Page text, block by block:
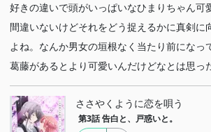
好きの違いで頭がいっぱいなひまりちゃん可
間違いないけどそれをどう捉えるかに真剣に
よね。なんか男女の垣根なく当たり前になっ
葛藤があるとより可愛いんだけどなとは思っ
ささやくように恋を唄う
第3話 告白と、戸惑いと。